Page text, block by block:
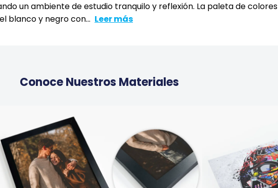
un ambiente de estudio tranquilo y reflexión. La paleta de colores
blanco y negro con... Leer más
Conoce Nuestros Materiales